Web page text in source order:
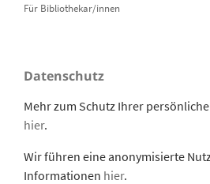
Für Bibliothekar/innen
Datenschutz
Mehr zum Schutz Ihrer
hier.
Wir führen eine anonymisierte
Informationen hier.